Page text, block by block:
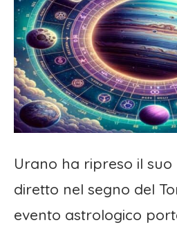
Urano ha ripreso il
diretto nel segno del
evento astrologico